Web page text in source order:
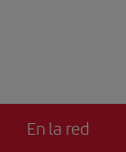
En la red